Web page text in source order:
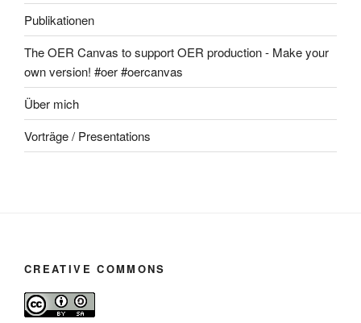
Publikationen
The OER Canvas to support OER production - Make your
own version! #oer #oercanvas
Über mich
Vorträge / Presentations
CREATIVE COMMONS